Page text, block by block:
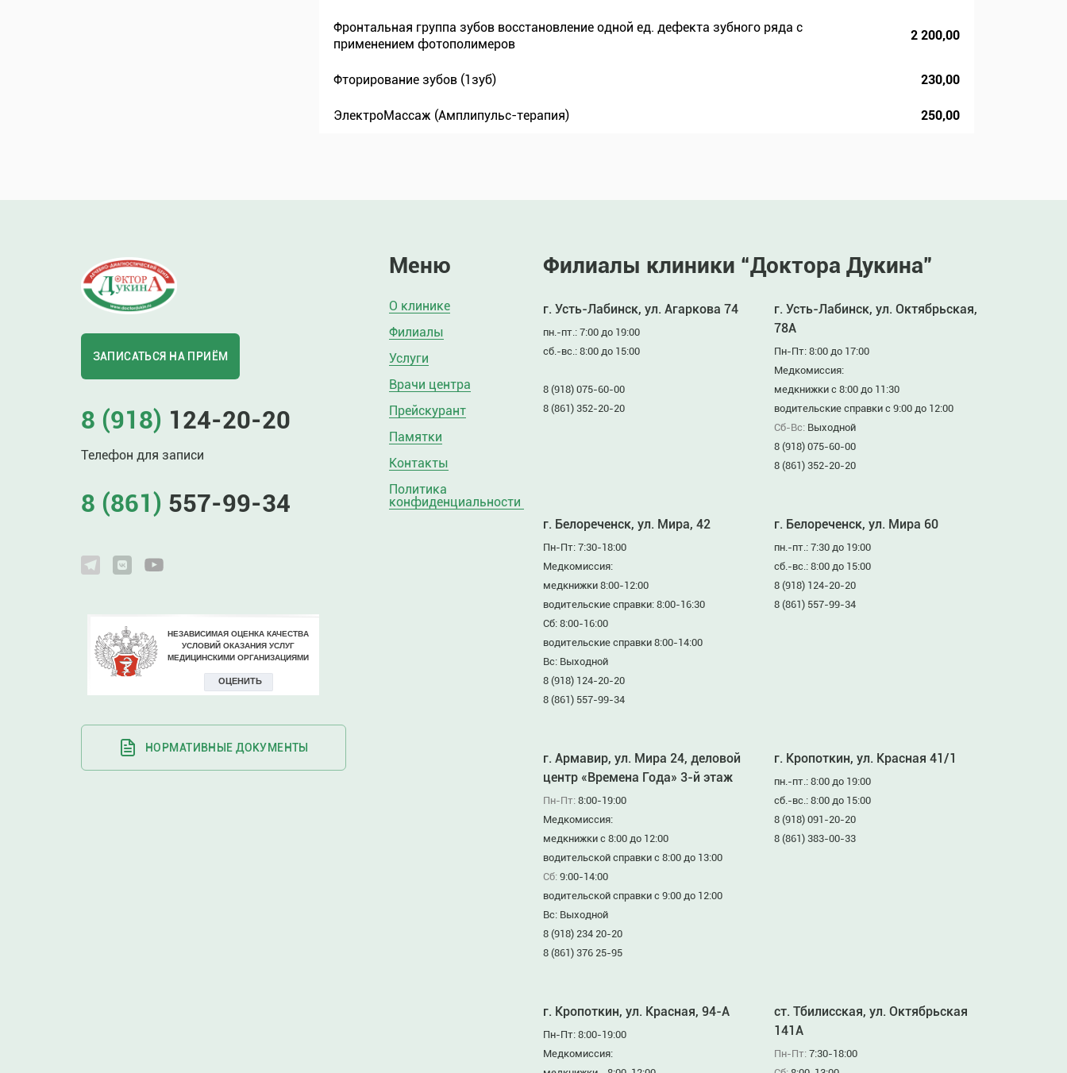
Фронтальная группа зубов восстановление одной ед. дефекта зубного ряда с
применением фотополимеров
2 200,00
Фторирование зубов (1зуб) 230,00
ЭлектроМассаж (Амплипульс-терапия) 250,00
ЗАПИСАТЬСЯ НА ПРИЁМ
8 (918) 124-20-20
Телефон для записи
8 (861) 557-99-34
НОРМАТИВНЫЕ ДОКУМЕНТЫ
Меню
О клинике
Филиалы
Услуги
Врачи центра
Прейскурант
Памятки
Контакты
Политика
конфиденциальности
Филиалы клиники “Доктора Дукина”
г. Усть-Лабинск, ул. Агаркова 74
пн.-пт.: 7:00 до 19:00
сб.-вс.: 8:00 до 15:00
8 (918) 075-60-00
8 (861) 352-20-20
г. Усть-Лабинск, ул. Октябрьская,
78А
Пн-Пт: 8:00 до 17:00
Медкомиссия:
медкнижки с 8:00 до 11:30
водительские справки с 9:00 до 12:00
Сб-Вс: Выходной
8 (918) 075-60-00
8 (861) 352-20-20
г. Белореченск, ул. Мира, 42
Пн-Пт: 7:30-18:00
Медкомиссия:
медкнижки 8:00-12:00
водительские справки: 8:00-16:30
Сб: 8:00-16:00
водительские справки 8:00-14:00
Вс: Выходной
8 (918) 124-20-20
8 (861) 557-99-34
г. Белореченск, ул. Мира 60
пн.-пт.: 7:30 до 19:00
сб.-вс.: 8:00 до 15:00
8 (918) 124-20-20
8 (861) 557-99-34
г. Армавир, ул. Мира 24, деловой
центр «Времена Года» 3-й этаж
Пн-Пт: 8:00-19:00
Медкомиссия:
медкнижки с 8:00 до 12:00
водительской справки с 8:00 до 13:00
Сб: 9:00-14:00
водительской справки с 9:00 до 12:00
Вс: Выходной
8 (918) 234 20-20
8 (861) 376 25-95
г. Кропоткин, ул. Красная 41/1
пн.-пт.: 8:00 до 19:00
сб.-вс.: 8:00 до 15:00
8 (918) 091-20-20
8 (861) 383-00-33
г. Кропоткин, ул. Красная, 94-А
Пн-Пт: 8:00-19:00
Медкомиссия:
ст. Тбилисская, ул. Октябрьская
141А
Пн-Пт: 7:30-18:00